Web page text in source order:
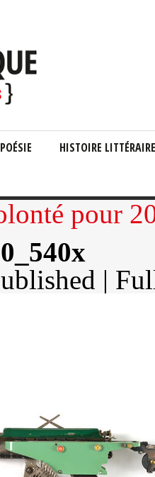
POÉSIE HISTOIRE LITTÉRAIRE
pour
|